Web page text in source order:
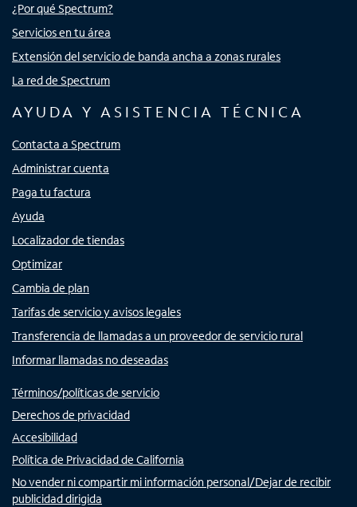
¿Por qué Spectrum?
Servicios en tu área
Extensión del servicio de banda ancha a zonas rurales
La red de Spectrum
AYUDA Y ASISTENCIA TÉCNICA
Contacta a Spectrum
Administrar cuenta
Paga tu factura
Ayuda
Localizador de tiendas
Optimizar
Cambia de plan
Tarifas de servicio y avisos legales
Transferencia de llamadas a un proveedor de servicio rural
Informar llamadas no deseadas
Términos/políticas de servicio
Derechos de privacidad
Accesibilidad
Política de Privacidad de California
No vender ni compartir mi información personal/Dejar de recibir
publicidad dirigida